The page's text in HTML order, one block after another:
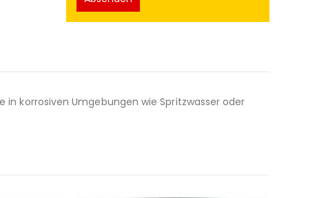
korrosiven Umgebungen wie Spritzwasser oder